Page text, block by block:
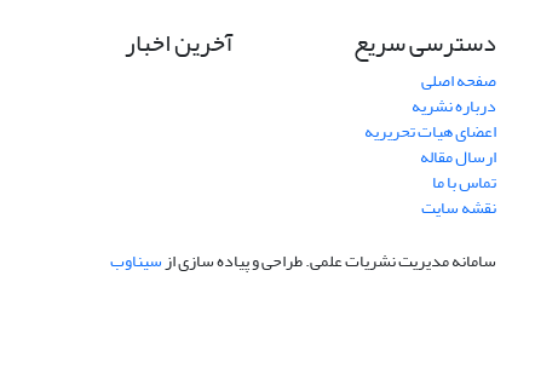
دسترسی سریع
صفحه اصلی
درباره نشریه
اعضای هیات تحریریه
ارسال مقاله
تماس با ما
نقشه سایت
آخرین اخبار
سامانه مدیریت نشریات علمی.طراحی و پیاده سازی ازسیناوب